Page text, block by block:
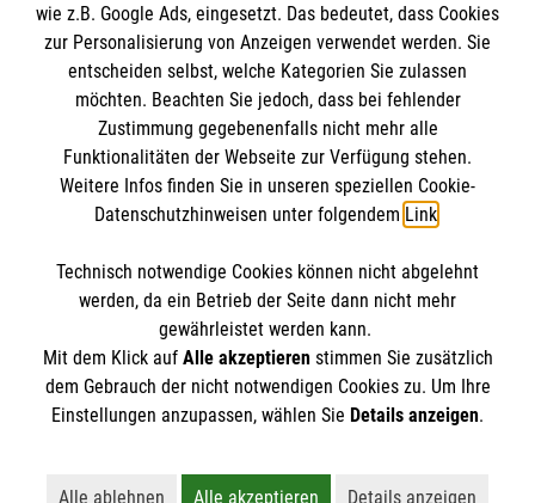
Förderverein
Melitensia e.V.
| Barrierefreiheit
wie z.B. Google Ads, eingesetzt. Das bedeutet, dass Cookies
zur Personalisierung von Anzeigen verwendet werden. Sie
entscheiden selbst, welche Kategorien Sie zulassen
möchten. Beachten Sie jedoch, dass bei fehlender
Zustimmung gegebenenfalls nicht mehr alle
Funktionalitäten der Webseite zur Verfügung stehen.
Weitere Infos finden Sie in unseren speziellen Cookie-
Datenschutzhinweisen unter folgendem Link.
Technisch notwendige Cookies können nicht abgelehnt
werden, da ein Betrieb der Seite dann nicht mehr
gewährleistet werden kann.
Mit dem Klick auf Alle akzeptierenstimmen Sie zusätzlich
dem Gebrauch der nicht notwendigen Cookies zu. Um Ihre
Einstellungen anzupassen, wählen Sie Details anzeigen.
Alle ablehnen Alle akzeptieren Details anzeigen